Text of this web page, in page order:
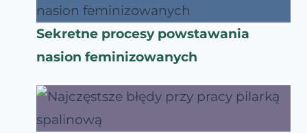
Sekretne procesy powstawania
nasion feminizowanych